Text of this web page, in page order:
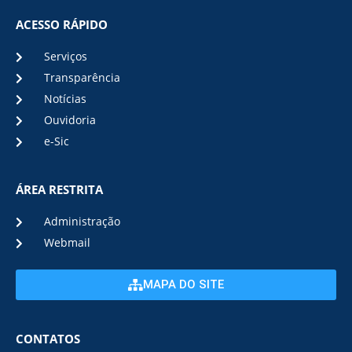
ACESSO RÁPIDO
Serviços
Transparência
Notícias
Ouvidoria
e-Sic
ÁREA RESTRITA
Administração
Webmail
MAPA DO SITE
CONTATOS